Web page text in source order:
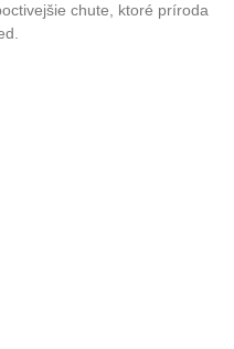
chute, ktoré príroda